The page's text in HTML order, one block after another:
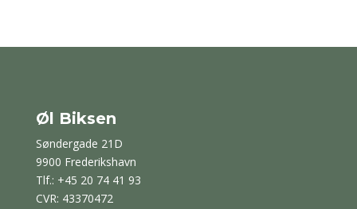
Øl Biksen
Søndergade 21D
9900 Frederikshavn
Tlf.: +45 20 74 41 93
CVR: 43370472